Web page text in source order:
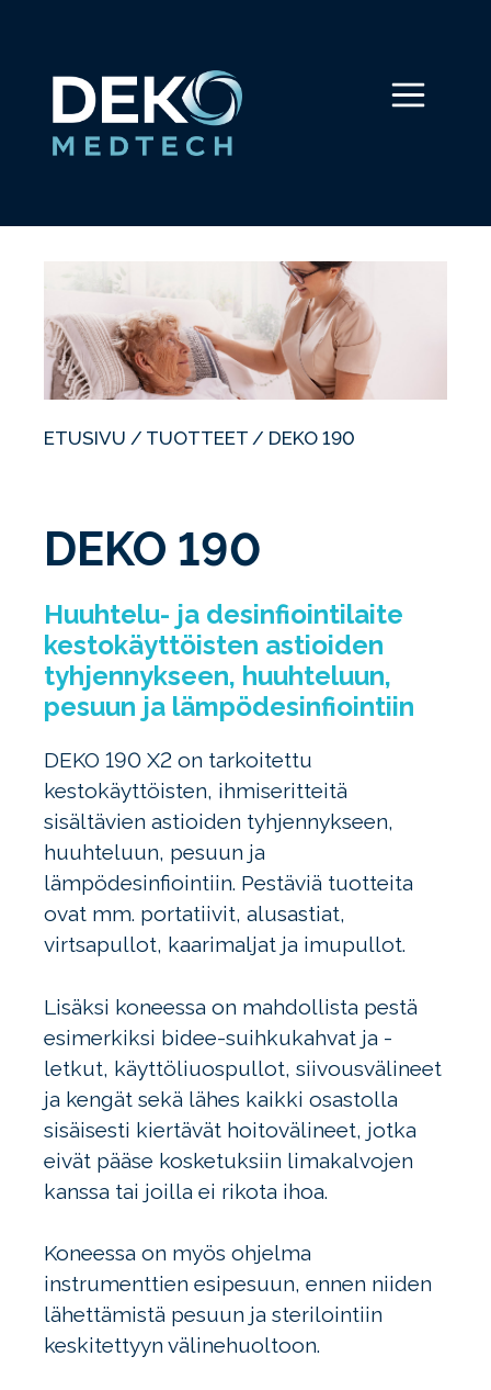
Valikko
ETUSIVU / TUOTTEET / DEKO 190
DEKO 190
Huuhtelu- ja desinfiointilaite
kestokäyttöisten astioiden
tyhjennykseen, huuhteluun,
pesuun ja lämpödesinfiointiin
DEKO 190 X2 on tarkoitettu
kestokäyttöisten, ihmiseritteitä
sisältävien astioiden tyhjennykseen,
huuhteluun, pesuun ja
lämpödesinfiointiin. Pestäviä tuotteita
ovat mm. portatiivit, alusastiat,
virtsapullot, kaarimaljat ja imupullot.
Lisäksi koneessa on mahdollista pestä
esimerkiksi bidee-suihkukahvat ja -
letkut, käyttöliuospullot, siivousvälineet
ja kengät sekä lähes kaikki osastolla
sisäisesti kiertävät hoitovälineet, jotka
eivät pääse kosketuksiin limakalvojen
kanssa tai joilla ei rikota ihoa.
Koneessa on myös ohjelma
instrumenttien esipesuun, ennen niiden
lähettämistä pesuun ja sterilointiin
keskitettyyn välinehuoltoon.